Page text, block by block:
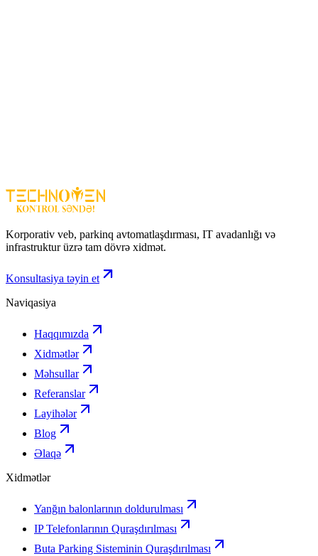
kompakt və funksional enerji həllidir.
Korporativ veb, parkinq avtomatlaşdırması, IT avadanlığı və
infrastruktur üzrə tam dövrə xidmət.
Konsultasiya təyin et
Naviqasiya
Haqqımızda
Xidmətlər
Məhsullar
Referanslar
Layihələr
Blog
Əlaqə
Xidmətlər
Yanğın balonlarının doldurulması
IP Telefonlarının Quraşdırılması
Buta Parking Sisteminin Quraşdırılması